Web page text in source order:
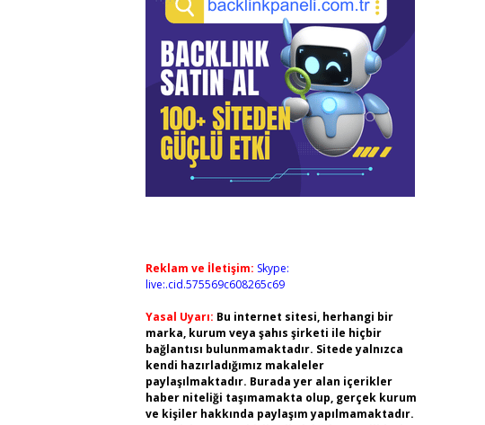
Reklam ve İletişim: Skype:
live:.cid.575569c608265c69
Yasal Uyarı: Bu internet sitesi, herhangi bir
marka, kurum veya şahıs şirketi ile hiçbir
bağlantısı bulunmamaktadır. Sitede yalnızca
kendi hazırladığımız makaleler
paylaşılmaktadır. Burada yer alan içerikler
haber niteliği taşımamakta olup, gerçek kurum
ve kişiler hakkında paylaşım yapılmamaktadır.